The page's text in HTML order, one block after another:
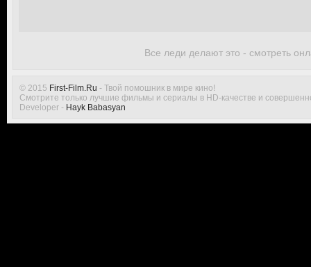
Все леди делают это - смотреть
© 2015 First-Film.Ru - Твой помошник в мире кино!
Смотрите только лучшие фильмы и сериалы в HD-качестве и
Developer - Hayk Babasyan